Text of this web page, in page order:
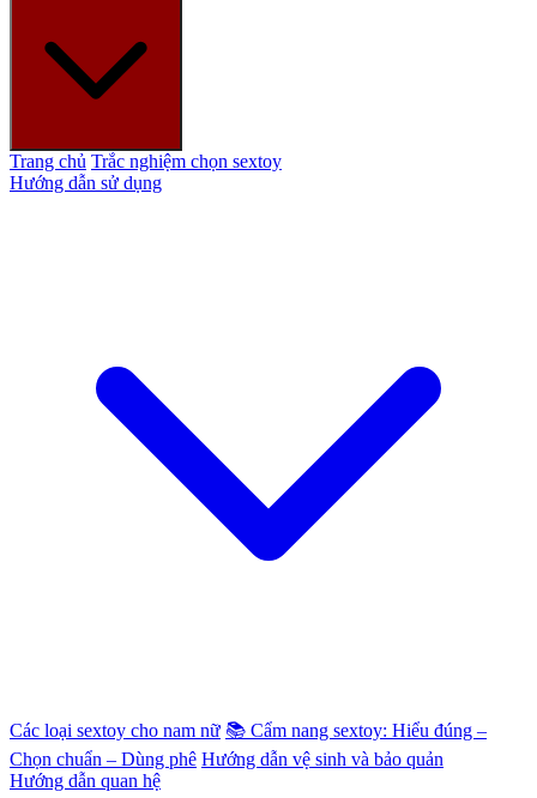
Trang chủ Trắc nghiệm chọn sextoy
Hướng dẫn sử dụng
Các loại sextoy cho nam nữ 📚 Cẩm nang sextoy: Hiểu đúng –
Chọn chuẩn – Dùng phê Hướng dẫn vệ sinh và bảo quản
Hướng dẫn quan hệ